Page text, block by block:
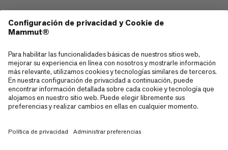
—
Sitemap
Cookies
Aviso legal